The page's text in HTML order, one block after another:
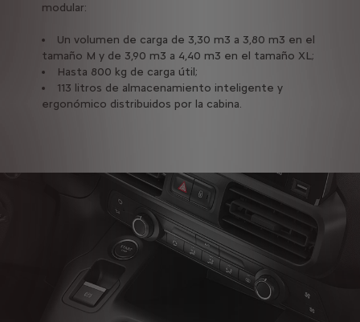
modular:
Un volumen de carga de 3,30 m3 a 3,80 m3 en el
tamaño M y de 3,90 m3 a 4,40 m3 en el tamaño XL;
Hasta 800 kg de carga útil;
113 litros de almacenamiento inteligente y
ergonómico distribuidos por la cabina.